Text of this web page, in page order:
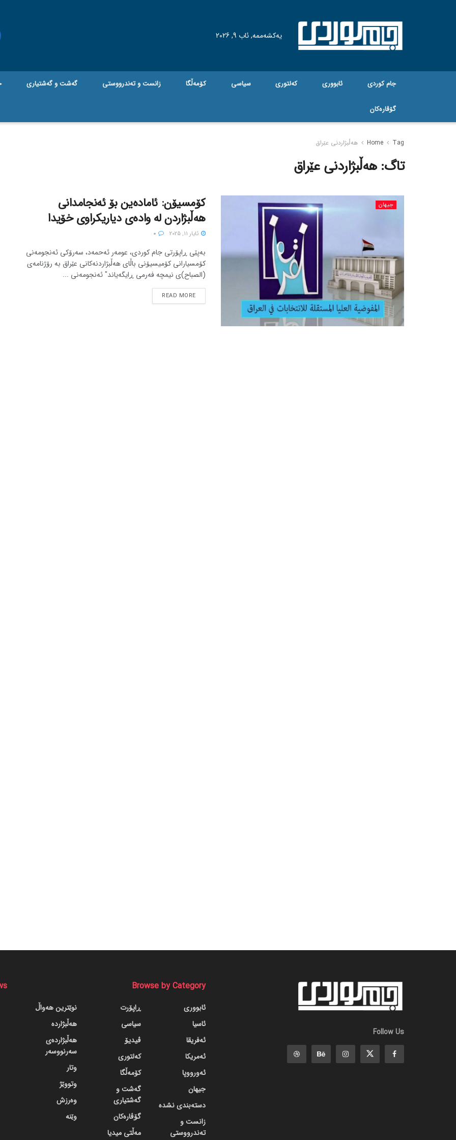
یەکشەممە, ئاب 9, 2026
جام کوردی ئابووری کەلتوری سیاسی کۆمەڵگا زانست و تەندرووستی گه‌شت و گه‌شتیاری
گۆڤاره‌کان
Home Tag هەڵبژاردنی عێراق
تاگ:هەڵبژاردنی عێراق
جیهان
کۆمسیۆن: ئامادەین بۆ ئەنجامدانی
هەڵبژاردن لە وادەی دیاریكراوی خۆیدا
ئایار 11, 2025
بەپێی ڕاپۆرتی جام کوردی، عومەر ئەحمەد، سەرۆکی ئەنجومەنی
کۆمسیارانی كۆمیسیۆنی باڵای هەڵبژاردنەكانی عێراق بە رۆژنامەی
(الصباح)ی نیمچە فەرمی ڕایگەیاند" ئەنجومەنی ...
READ MORE
Follow Us
Browse by Category
ئابووری
ئاسیا
ئەفریقا
ئەمریکا
ئەورووپا
جیهان
دسته‌بندی نشده
زانست و
تەندرووستی
ڕاپۆرت
سیاسی
ڤیدیۆ
کەلتوری
کۆمەڵگا
گه‌شت و
گه‌شتیاری
گۆڤاره‌کان
مەڵتی میدیا
نوێترین هەواڵ
هەڵبژاردە
هەڵبژاردەی
سەرنووسەر
وتار
وتووێژ
وەرزش
وێنە